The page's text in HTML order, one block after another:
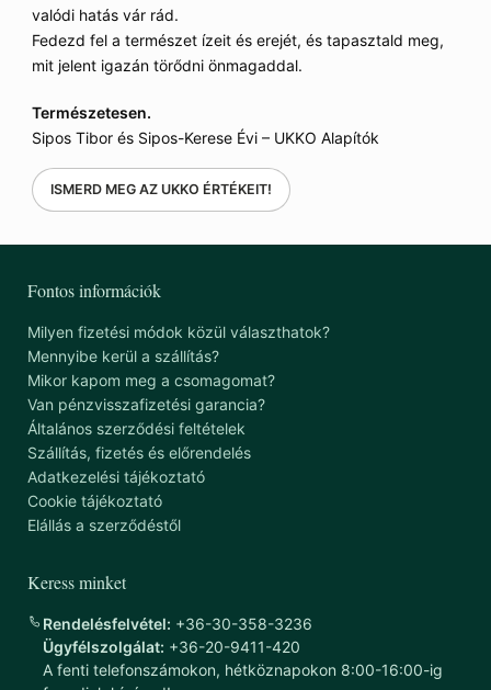
valódi hatás vár rád.
Fedezd fel a természet ízeit és erejét, és tapasztald meg,
mit jelent igazán törődni önmagaddal.
Természetesen.
Sipos Tibor és Sipos-Kerese Évi – UKKO Alapítók
ISMERD MEG AZ UKKO ÉRTÉKEIT!
Fontos információk
Milyen fizetési módok közül választhatok?
Mennyibe kerül a szállítás?
Mikor kapom meg a csomagomat?
Van pénzvisszafizetési garancia?
Általános szerződési feltételek
Szállítás, fizetés és előrendelés
Adatkezelési tájékoztató
Cookie tájékoztató
Elállás a szerződéstől
Keress minket
Rendelésfelvétel: +36-30-358-3236
Ügyfélszolgálat: +36-20-9411-420
A fenti telefonszámokon, hétköznapokon 8:00-16:00-ig